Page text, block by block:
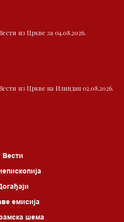
и трибине
на сваки пун сат
из Цркве за 04.08.2026.
из Цркве на Илиндан 02.08.2026.
Вести
емисија
шема